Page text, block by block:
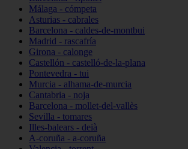
Málaga - cómpeta
Asturias - cabrales
Barcelona - caldes-de-montbui
Madrid - rascafría
Girona - calonge
Castellón - castelló-de-la-plana
Pontevedra - tui
Murcia - alhama-de-murcia
Cantabria - noja
Barcelona - mollet-del-vallès
Sevilla - tomares
Illes-balears - deià
A-coruña - a-coruña